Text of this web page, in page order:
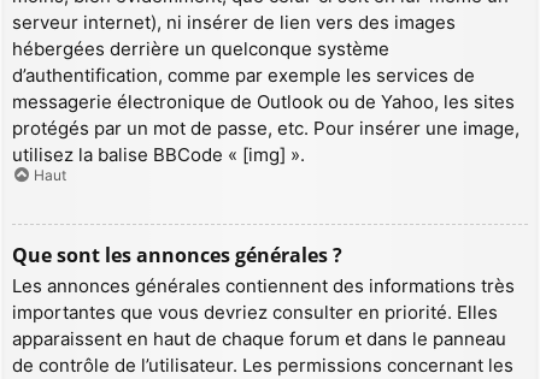
serveur internet), ni insérer de lien vers des images
hébergées derrière un quelconque système
d’authentification, comme par exemple les services de
messagerie électronique de Outlook ou de Yahoo, les sites
protégés par un mot de passe, etc. Pour insérer une image,
utilisez la balise BBCode « [img] ».
Haut
Que sont les annonces générales ?
Les annonces générales contiennent des informations très
importantes que vous devriez consulter en priorité. Elles
apparaissent en haut de chaque forum et dans le panneau
de contrôle de l’utilisateur. Les permissions concernant les